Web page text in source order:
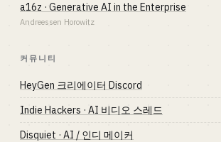
a16z · Generative AI in the Enterprise
Andreessen Horowitz
커뮤니티
HeyGen 크리에이터 Discord
Indie Hackers · AI 비디오 스레드
Disquiet · AI / 인디 메이커